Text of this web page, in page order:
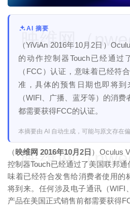
AI 摘要
（YiViAn 2016年10月2日）
的动作控制器Touch已经通过
（FCC）认证，意味着已经符
准，具体的预售日期也即将
（WIFI、广播、蓝牙等）的消
都需要获得FCC的认证。
本摘要由 AI 自动生成，可能与原文存在偏
（映维网 2016年10月2日 ）Oculus
控制器Touch已经通过了美国联邦
味着已经符合发售给消费者使用的
将到来。任何涉及电子通讯（WIFI
产品在美国正式销售前都需要获得
映维网（
映维网（